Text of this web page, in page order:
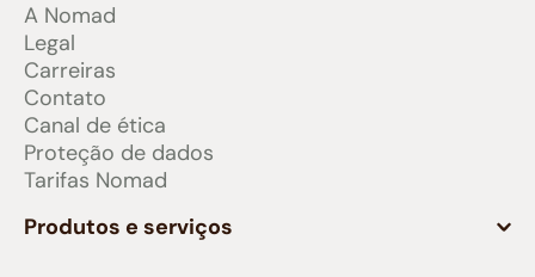
A Nomad
Legal
Carreiras
Contato
Canal de ética
Proteção de dados
Tarifas Nomad
Produtos e serviços